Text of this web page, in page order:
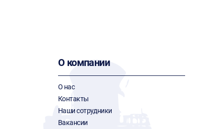
О компании
О нас
Контакты
Наши сотрудники
Вакансии